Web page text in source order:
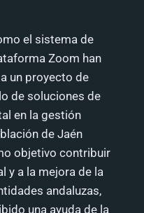
el sistema de
Zoom han
un proyecto de
de soluciones de
en la gestión
de Jaén
objetivo contribuir
y a la mejora de la
andaluzas,
una ayuda de la